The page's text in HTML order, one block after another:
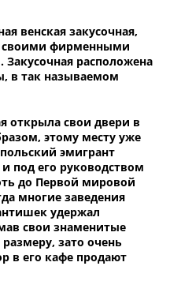
венская закусочная,
своими фирменными
расположена
в так называемом
открыла свои двери в
этому месту уже
эмигрант
под его руководством
до Первой мировой
многие заведения
удержал
свои знаменитые
зато очень
в его кафе продают